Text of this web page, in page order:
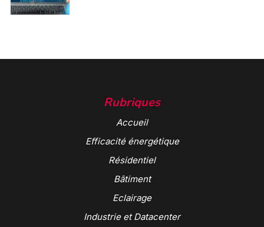
Rubriques
Accueil
Efficacité énergétique
Résidentiel
Bâtiment
Eclairage
Industrie et Datacenter